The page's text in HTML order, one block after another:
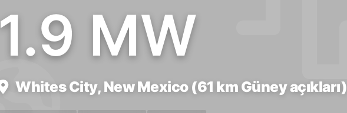
1.9 MW
Whites City, New Mexico (61 km Güney açıkları)